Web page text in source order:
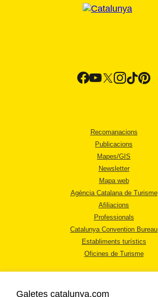
Recomanacions
Publicacions
Mapes/GIS
Newsletter
Mapa web
Agència Catalana de Turisme
Afiliacions
Professionals
Catalunya Convention Bureau
Establiments turístics
Oficines de Turisme
Galetes catalunya.com